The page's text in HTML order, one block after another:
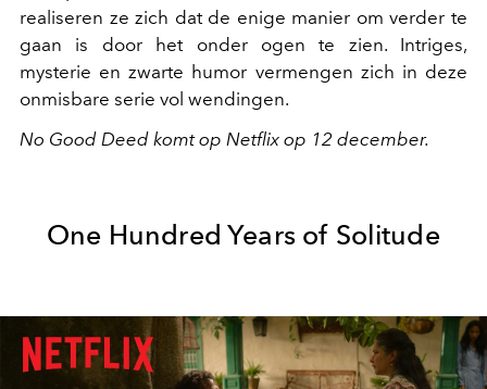
realiseren ze zich dat de enige manier om verder te
gaan is door het onder ogen te zien. Intriges,
mysterie en zwarte humor vermengen zich in deze
onmisbare serie vol wendingen.
No Good Deed komt op Netflix op 12 december.
One Hundred Years of Solitude